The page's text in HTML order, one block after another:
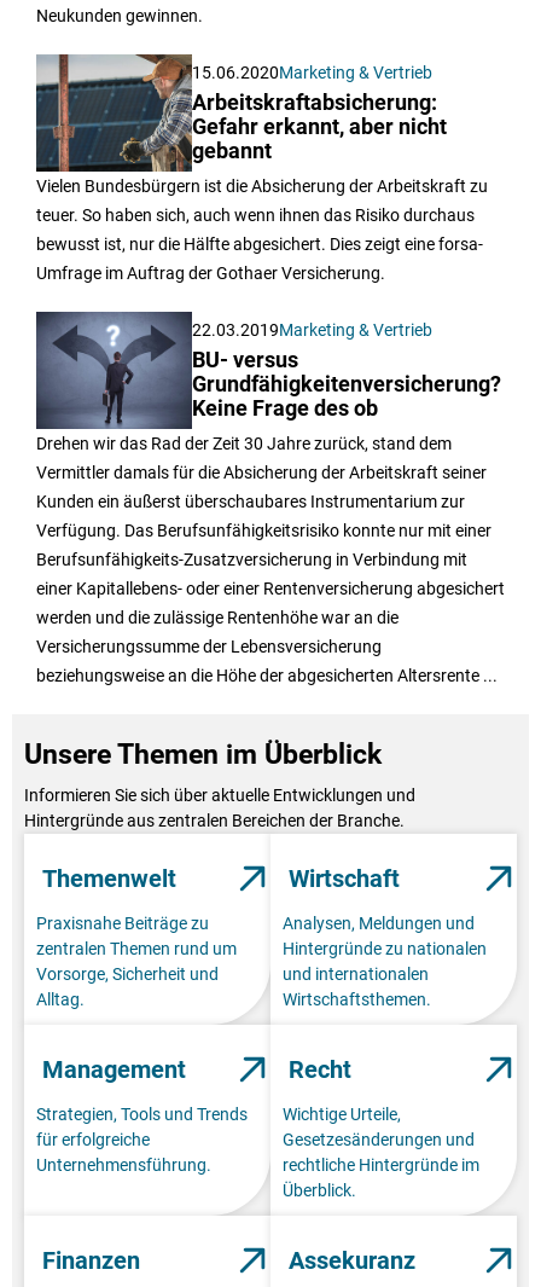
Neukunden gewinnen.
15.06.2020Marketing & Vertrieb
Arbeitskraftabsicherung:
Gefahr erkannt, aber nicht
gebannt
Vielen Bundesbürgern ist die Absicherung der Arbeitskraft zu
teuer. So haben sich, auch wenn ihnen das Risiko durchaus
bewusst ist, nur die Hälfte abgesichert. Dies zeigt eine forsa-
Umfrage im Auftrag der Gothaer Versicherung.
22.03.2019Marketing & Vertrieb
BU- versus
Grundfähigkeitenversicherung?
Keine Frage des ob
Drehen wir das Rad der Zeit 30 Jahre zurück, stand dem
Vermittler damals für die Absicherung der Arbeitskraft seiner
Kunden ein äußerst überschaubares Instrumentarium zur
Verfügung. Das Berufsunfähigkeitsrisiko konnte nur mit einer
Berufsunfähigkeits-Zusatzversicherung in Verbindung mit
einer Kapitallebens- oder einer Rentenversicherung abgesichert
werden und die zulässige Rentenhöhe war an die
Versicherungssumme der Lebensversicherung
beziehungsweise an die Höhe der abgesicherten Altersrente ...
Unsere Themen im Überblick
Informieren Sie sich über aktuelle Entwicklungen und
Hintergründe aus zentralen Bereichen der Branche.
Themenwelt
Praxisnahe Beiträge zu
zentralen Themen rund um
Vorsorge, Sicherheit und
Alltag.
Wirtschaft
Analysen, Meldungen und
Hintergründe zu nationalen
und internationalen
Wirtschaftsthemen.
Management
Strategien, Tools und Trends
für erfolgreiche
Unternehmensführung.
Recht
Wichtige Urteile,
Gesetzesänderungen und
rechtliche Hintergründe im
Überblick.
Finanzen Assekuranz